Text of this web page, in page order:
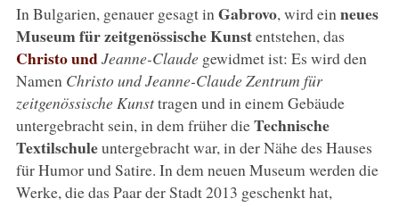
In Bulgarien, genauer gesagt in Gabrovo, wird ein neues
Museum für zeitgenössische Kunstentstehen, das
Christo undJeanne-Claudegewidmet ist: Es wird den
Namen Christo und Jeanne-Claude Zentrum für
zeitgenössische Kunsttragen und in einem Gebäude
untergebracht sein, in dem früher dieTechnische
Textilschuleuntergebracht war, in der Nähe des Hauses
für Humor und Satire. In dem neuen Museum werden die
Werke, die das Paar der Stadt 2013 geschenkt hat,